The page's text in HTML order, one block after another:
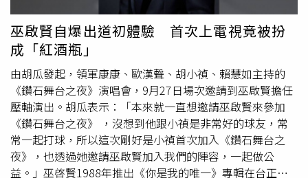
圓」主題，翁立友也向多年未見的小學、國高中同學喊話，
希望大家能相約來看演出，「因為我們都是看瓜哥節目長大
的，他是我們共同的歡樂回憶，如果能現場看到瓜哥，我相
信大家都會瞬間年輕好幾歲」。同樣身為《鑽石舞台之夜》
班底、年僅20歲的新人王建騏則透露，自己從《綜藝大集
合》開始認識胡瓜。他表示，現在影音平台選擇多，全家一
起守著電視的機會越來越少，因此中秋節能帶著家人一起欣
賞《鑽石舞台之夜》，正是最有團圓氣氛的過節方式。《鑽
石舞台之夜》中秋團圓限定版將邀集巫啟賢、蔡秋鳳、曾心
梅、王彩樺、翁立友、孫協志、鍾采穎、王建騏及Luxy
Girls等藝人同台演出，不僅重現經典綜藝與金曲回憶，也延
巫啟賢自爆出道初體驗 首次上電視竟被扮
成「紅酒瓶」
由胡瓜發起，領軍康康、歐漢聲、胡小禎、賴慧如主持的
《鑽石舞台之夜》演唱會，9月27日場次邀請到巫啟賢擔任
壓軸演出。胡瓜表示：「本來就一直想邀請巫啟賢來參加
《鑽石舞台之夜》 ，沒想到他跟小禎是非常好的球友，常
常一起打球，所以這次剛好是小禎首次加入《鑽石舞台之
夜》，也透過她邀請巫啟賢加入我們的陣容，一起做公
益。」巫啓賢1988年推出《你是我的唯一》專輯在台正式